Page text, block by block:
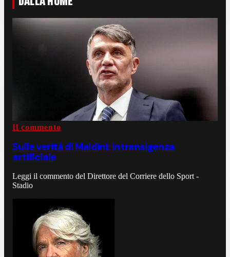
Il commento
Sulle verità di Maldini: intransigenza
artificiale
Leggi il commento del Direttore del Corriere dello Sport -
Stadio